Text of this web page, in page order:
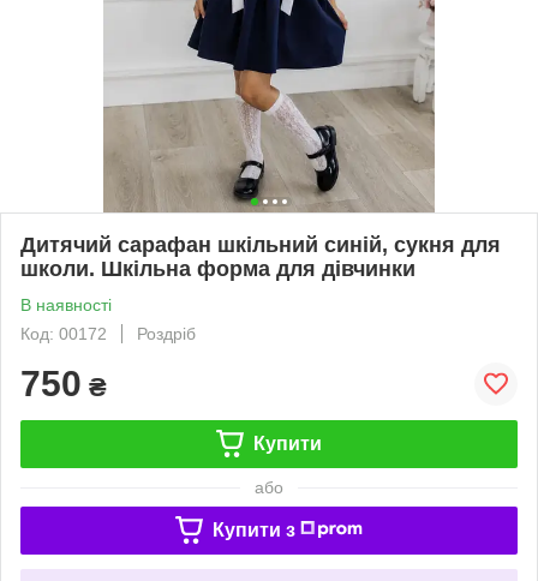
Дитячий сарафан шкільний синій, сукня для
школи. Шкільна форма для дівчинки
В наявності
Код: 00172
Роздріб
750 ₴
Купити
або
Купити з